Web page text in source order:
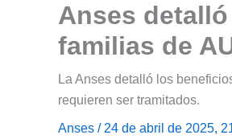
Anses
familias de
La Anses detalló los
requieren ser tramitados.
Anses / 24 de abril de 2025,